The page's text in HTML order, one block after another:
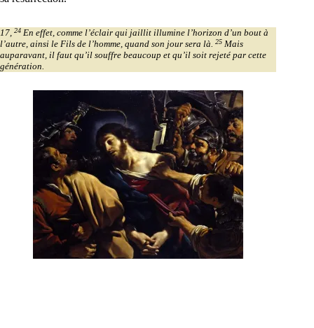
17, 24 En effet, comme l’éclair qui jaillit illumine l’horizon d’un bout à
l’autre, ainsi le Fils de l’homme, quand son jour sera là. 25 Mais
auparavant, il faut qu’il souffre beaucoup et qu’il soit rejeté par cette
génération.